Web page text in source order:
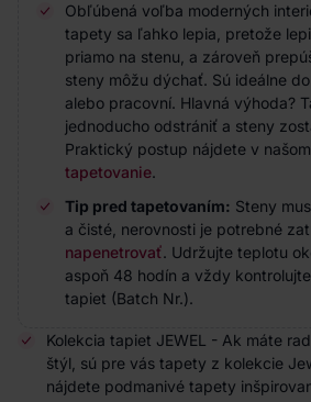
Obľúbená voľba moderných
tapety sa ľahko lepia, pretože
priamo na stenu, a zároveň
steny môžu dýchať. Sú ideálne
alebo pracovní. Hlavná výhoda?
jednoducho odstrániť a steny
Praktický postup nájdete v našom
tapetovanie.
Tip pred tapetovaním: Steny
a čisté, nerovnosti je potrebné
napenetrovať. Udržujte teplotu
aspoň 48 hodín a vždy
tapiet (Batch Nr.).
Kolekcia tapiet JEWEL - Ak máte
štýl, sú pre vás tapety z kolekcie
nájdete podmanivé tapety